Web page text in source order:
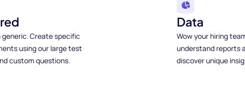
generic. Create specific
using our large test
custom questions.
Data
Wow your hiring
understand reports
discover unique